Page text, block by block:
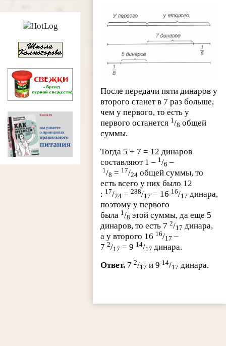
После передачи пяти динаров у
второго станет в 7 раз больше,
чем у первого, то есть у
первого останется 1/8 общей
суммы.
Тогда 5 + 7 = 12 динаров
составляют 1 – 1/6 –
1/8 = 17/24 общей суммы, то
есть всего у них было 12
: 17/24 =288/17 = 16 16/17 динара,
поэтому у первого
была 1/8 этой суммы, да еще 5
динаров, то есть 72/17 динара,
а у второго 16 16/17 –
72/17 = 9 14/17динара.
Ответ. 72/17 и 9 14/17 динара.